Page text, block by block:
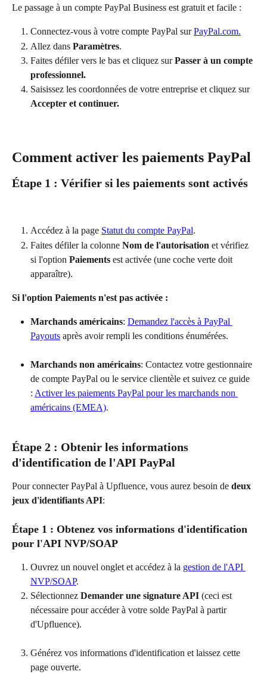
Le passage à un compte PayPal Business est gratuit et facile :
Connectez-vous à votre compte PayPal sur PayPal.com.
Allez dans Paramètres.
Faites défiler vers le bas et cliquez sur Passer à un compte
professionnel.
Saisissez les coordonnées de votre entreprise et cliquez sur
Accepter et continuer.
Comment activer les paiements PayPal
Étape 1 : Vérifier si les paiements sont activés
Accédez à la page Statut du compte PayPal.
Faites défiler la colonne Nom de l'autorisation et vérifiez
si l'option Paiements est activée (une coche verte doit
apparaître).
Si l'option Paiements n'est pas activée :
Marchands américains: Demandez l'accès à PayPal
Payouts après avoir rempli les conditions énumérées.
Marchands non américains: Contactez votre gestionnaire
de compte PayPal ou le service clientèle et suivez ce guide
: Activer les paiements PayPal pour les marchands non
américains (EMEA).
Étape 2 : Obtenir les informations
d'identification de l'API PayPal
Pour connecter PayPal à Upfluence, vous aurez besoin de deux
jeux d'identifiants API:
Étape 1 : Obtenez vos informations d'identification
pour l'API NVP/SOAP
Ouvrez un nouvel onglet et accédez à la gestion de l'API
NVP/SOAP.
Sélectionnez Demander une signature API (ceci est
nécessaire pour accéder à votre solde PayPal à partir
d'Upfluence).
Générez vos informations d'identification et laissez cette
page ouverte.